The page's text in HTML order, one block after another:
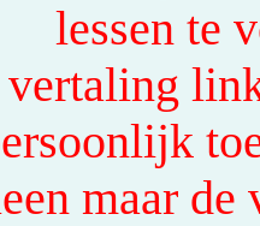
lessen te
maar de